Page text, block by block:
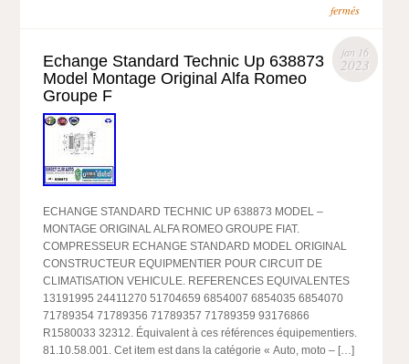
fermés
jan 16
2023
Echange Standard Technic Up 638873
Model Montage Original Alfa Romeo
Groupe F
ECHANGE STANDARD TECHNIC UP 638873 MODEL –
MONTAGE ORIGINAL ALFA ROMEO GROUPE FIAT.
COMPRESSEUR ECHANGE STANDARD MODEL ORIGINAL
CONSTRUCTEUR EQUIPMENTIER POUR CIRCUIT DE
CLIMATISATION VEHICULE. REFERENCES EQUIVALENTES
13191995 24411270 51704659 6854007 6854035 6854070
71789354 71789356 71789357 71789359 93176866
R1580033 32312. Équivalent à ces références équipementiers.
81.10.58.001. Cet item est dans la catégorie « Auto, moto – […]